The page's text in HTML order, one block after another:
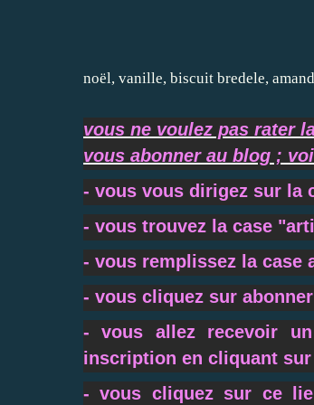
noël, vanille, biscuit bredele,
vous ne voulez pas rater
vous abonner au blog ;
- vous vous dirigez sur la
- vous trouvez la case
- vous remplissez la case
- vous cliquez sur abonner
- vous allez recevoir
inscription en cliquant
- vous cliquez sur ce